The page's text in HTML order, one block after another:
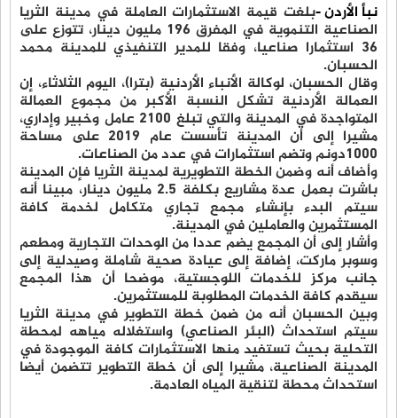
نبأ الأردن -بلغت قيمة الاستثمارات العاملة في مدينة الثريا
الصناعية التنموية في المفرق 196 مليون دينار، تتوزع على
36 استثمارا صناعيا، وفقا للمدير التنفيذي للمدينة محمد
الحسبان.
وقال الحسبان، لوكالة الأنباء الأردنية (بترا)، اليوم الثلاثاء، إن
العمالة الأردنية تشكل النسبة الأكبر من مجموع العمالة
المتواجدة في المدينة والتي تبلغ 2100 عامل وخبير وإداري،
مشيرا إلى أن المدينة تأسست عام 2019 على مساحة
1000دونم وتضم استثمارات في عدد من الصناعات.
وأضاف أنه وضمن الخطة التطويرية لمدينة الثريا فإن المدينة
باشرت بعمل عدة مشاريع بكلفة 2.5 مليون دينار، مبينا أنه
سيتم البدء بإنشاء مجمع تجاري متكامل لخدمة كافة
المستثمرين والعاملين في المدينة.
وأشار إلى أن المجمع يضم عددا من الوحدات التجارية ومطعم
وسوبر ماركت، إضافة إلى عيادة صحية شاملة وصيدلية إلى
جانب مركز للخدمات اللوجستية، موضحا أن هذا المجمع
سيقدم كافة الخدمات المطلوبة للمستثمرين.
وبين الحسبان أنه من ضمن خطة التطوير في مدينة الثريا
سيتم استحداث (البئر الصناعي) واستغلاله مياهه لمحطة
التحلية بحيث تستفيد منها الاستثمارات كافة الموجودة في
المدينة الصناعية، مشيرا إلى أن خطة التطوير تتضمن أيضا
استحداث محطة لتنقية المياه العادمة.